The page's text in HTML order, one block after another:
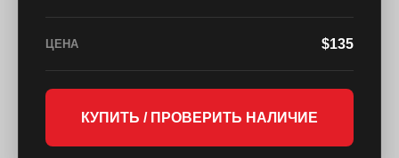
ЦЕНА $135
КУПИТЬ / ПРОВЕРИТЬ НАЛИЧИЕ